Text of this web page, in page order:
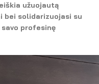
užuojautą
bei solidarizuojasi su
profesinę